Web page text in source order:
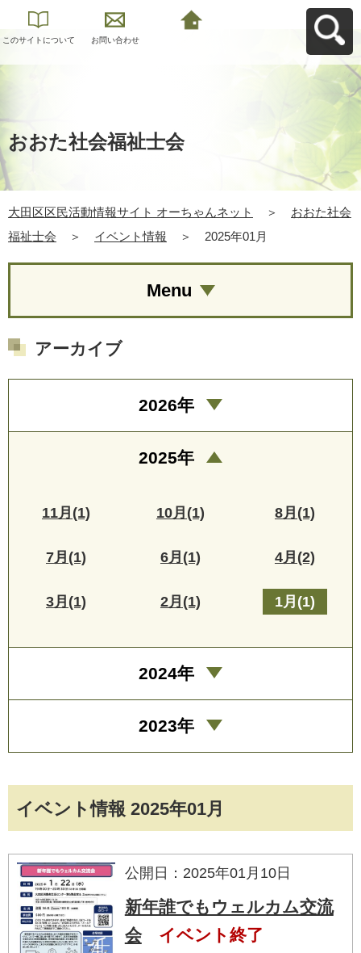
このサイトについて お問い合わせ
おおた社会福祉士会
大田区区民活動情報サイト オーちゃんネット ＞
おおた社会
福祉士会
＞ イベント情報 ＞ 2025年01月
イベント情報 2025年01月
公開日：2025年01月10日
新年誰でもウェルカム交流
会
イベント終了
Menu
アーカイブ
2026年
2025年
11月(1) 10月(1) 8月(1)
7月(1) 6月(1) 4月(2)
3月(1) 2月(1) 1月(1)
2024年
2023年